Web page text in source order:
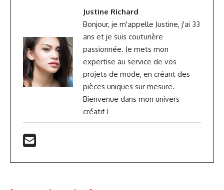
Justine Richard
Bonjour, je m'appelle Justine, j'ai 33
ans et je suis couturière
passionnée. Je mets mon
expertise au service de vos
projets de mode, en créant des
pièces uniques sur mesure.
Bienvenue dans mon univers
créatif !